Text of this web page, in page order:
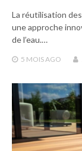
La réutilisation
une approche
de l’eau.…
5 MOIS AGO